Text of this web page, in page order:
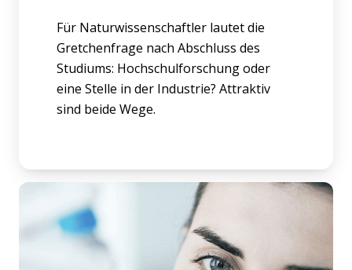
Für Naturwissenschaftler lautet die
Gretchenfrage nach Abschluss des
Studiums: Hochschulforschung oder
eine Stelle in der Industrie? Attraktiv
sind beide Wege.